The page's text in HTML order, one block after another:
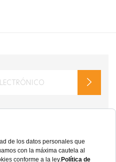
relacionados con
my personal dataı